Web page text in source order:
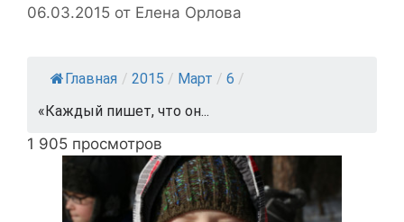
06.03.2015 от Елена Орлова
Главная / 2015 / Март / 6 /
«Каждый пишет, что он...
1 905 просмотров